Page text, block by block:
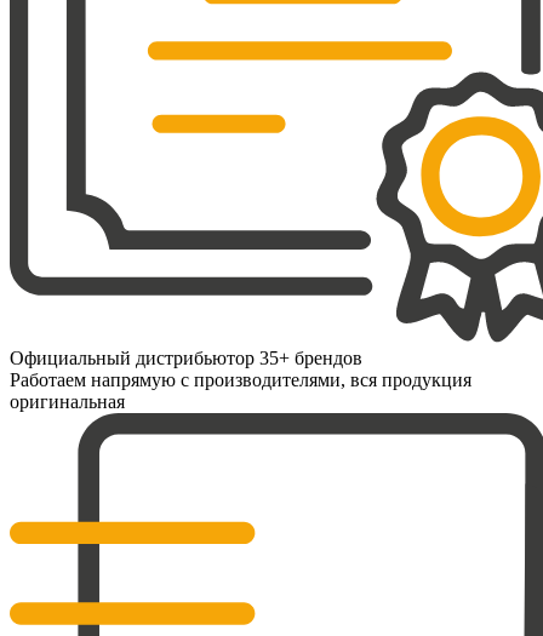
Официальный дистрибьютор 35+ брендов
Работаем напрямую с производителями, вся продукция
оригинальная